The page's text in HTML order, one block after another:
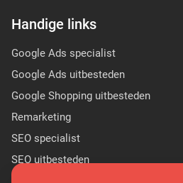
Handige links
Google Ads specialist
Google Ads uitbesteden
Google Shopping uitbesteden
Remarketing
SEO specialist
SEO uitbesteden